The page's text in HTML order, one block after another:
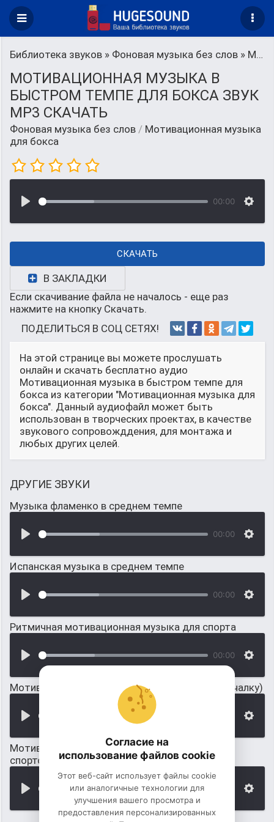
Библиотека звуков » Фоновая музыка без слов » Мотивационная музыка для бокса
МОТИВАЦИОННАЯ МУЗЫКА В
БЫСТРОМ ТЕМПЕ ДЛЯ БОКСА ЗВУК
MP3 СКАЧАТЬ
Фоновая музыка без слов / Мотивационная музыка
для бокса
00:00
СКАЧАТЬ
В ЗАКЛАДКИ
Если скачивание файла не началось - еще раз
нажмите на кнопку Скачать.
ПОДЕЛИТЬСЯ В СОЦ СЕТЯХ!
На этой странице вы можете прослушать
онлайн и скачать бесплатно аудио
Мотивационная музыка в быстром темпе для
бокса из категории "Мотивационная музыка для
бокса". Данный аудиофайл может быть
использован в творческих проектах, в качестве
звукового сопровожддения, для монтажа и
любых других целей.
ДРУГИЕ ЗВУКИ
Музыка фламенко в среднем темпе
00:00
Испанская музыка в среднем темпе
00:00
Ритмичная мотивационная музыка для спорта
00:00
Мотивационная музыка для спорта (пора в качалку)
Мотивационная музыка, которая придаст сил
спортсмену
Согласие на
использование файлов cookie
Этот веб-сайт использует файлы cookie
или аналогичные технологии для
улучшения вашего просмотра и
предоставления персонализированных